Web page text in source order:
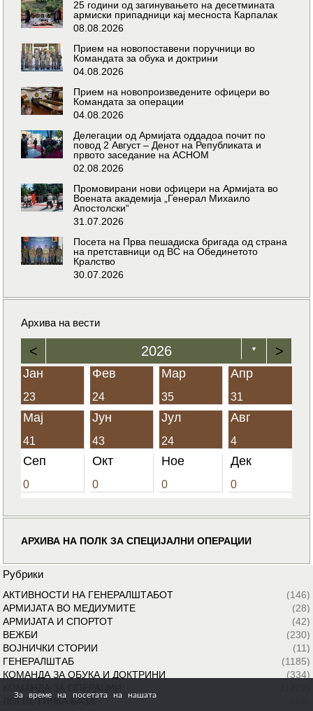
25 години од загинувањето на десетмината
армиски припадници кај месноста Карпалак
08.08.2026
Прием на новопоставени поручници во
Командата за обука и доктрини
04.08.2026
Прием на новопроизведените офицери во
Командата за операции
04.08.2026
Делегации од Армијата оддадоа почит по
повод 2 Август – Денот на Републиката и
првото заседание на АСНОМ
02.08.2026
Промовирани нови офицери на Армијата во
Воената академија „Генерал Михаило
Апостолски“
31.07.2026
Посета на Прва пешадиска бригада од страна
на претставници од ВС на Обединетото
Кралство
30.07.2026
Архива на вести
< 2026 ▼ >
Јан
23
Фев
24
Мар
35
Апр
31
Мај
41
Јун
43
Јул
24
Авг
4
Сеп
0
Окт
0
Ное
0
Дек
0
АРХИВА НА ПОЛК ЗА СПЕЦИЈАЛНИ ОПЕРАЦИИ
Рубрики
АКТИВНОСТИ НА ГЕНЕРАЛШТАБОТ
(146)
АРМИЈАТА ВО МЕДИУМИТЕ
(28)
АРМИЈАТА И СПОРТОТ
(42)
ВЕЖБИ
(230)
ВОЈНИЧКИ СТОРИИ
(11)
ГЕНЕРАЛШТАБ
(1185)
КОМАНДА ЗА ОБУКА И ДОКТРИНИ
(334)
ЛОГИСТИЧКА БАЗА
За време на посетата на нашата